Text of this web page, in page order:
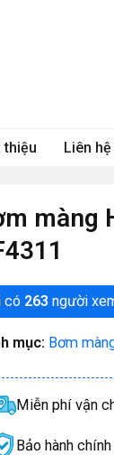
thiệu Liên hệ
màng
có 263 người
mục: Bơm
Miễn phí vận
Bảo hành